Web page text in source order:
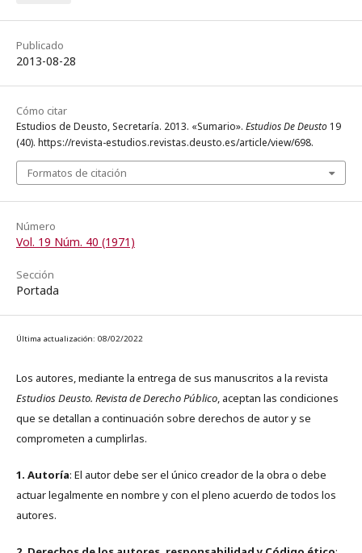
Publicado
2013-08-28
Cómo citar
Estudios de Deusto, Secretaría. 2013. «Sumario». Estudios De Deusto 19
(40). https://revista-estudios.revistas.deusto.es/article/view/698.
Formatos de citación
Número
Vol. 19 Núm. 40 (1971)
Sección
Portada
Última actualización: 08/02/2022
Los autores, mediante la entrega de sus manuscritos a la revista
Estudios Deusto. Revista de Derecho Público, aceptan las condiciones
que se detallan a continuación sobre derechos de autor y se
comprometen a cumplirlas.
1. Autoría: El autor debe ser el único creador de la obra o debe
actuar legalmente en nombre y con el pleno acuerdo de todos los
autores.